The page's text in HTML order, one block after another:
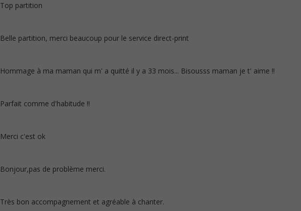
Top partition
Belle partition, merci beaucoup pour le service direct-print
Hommage à ma maman qui m' a quitté il y a 33 mois... Bisousss maman je t' aime !!
Parfait comme d'habitude !!
Merci c'est ok
Bonjour,pas de problème merci.
Très bon accompagnement et agréable à chanter.